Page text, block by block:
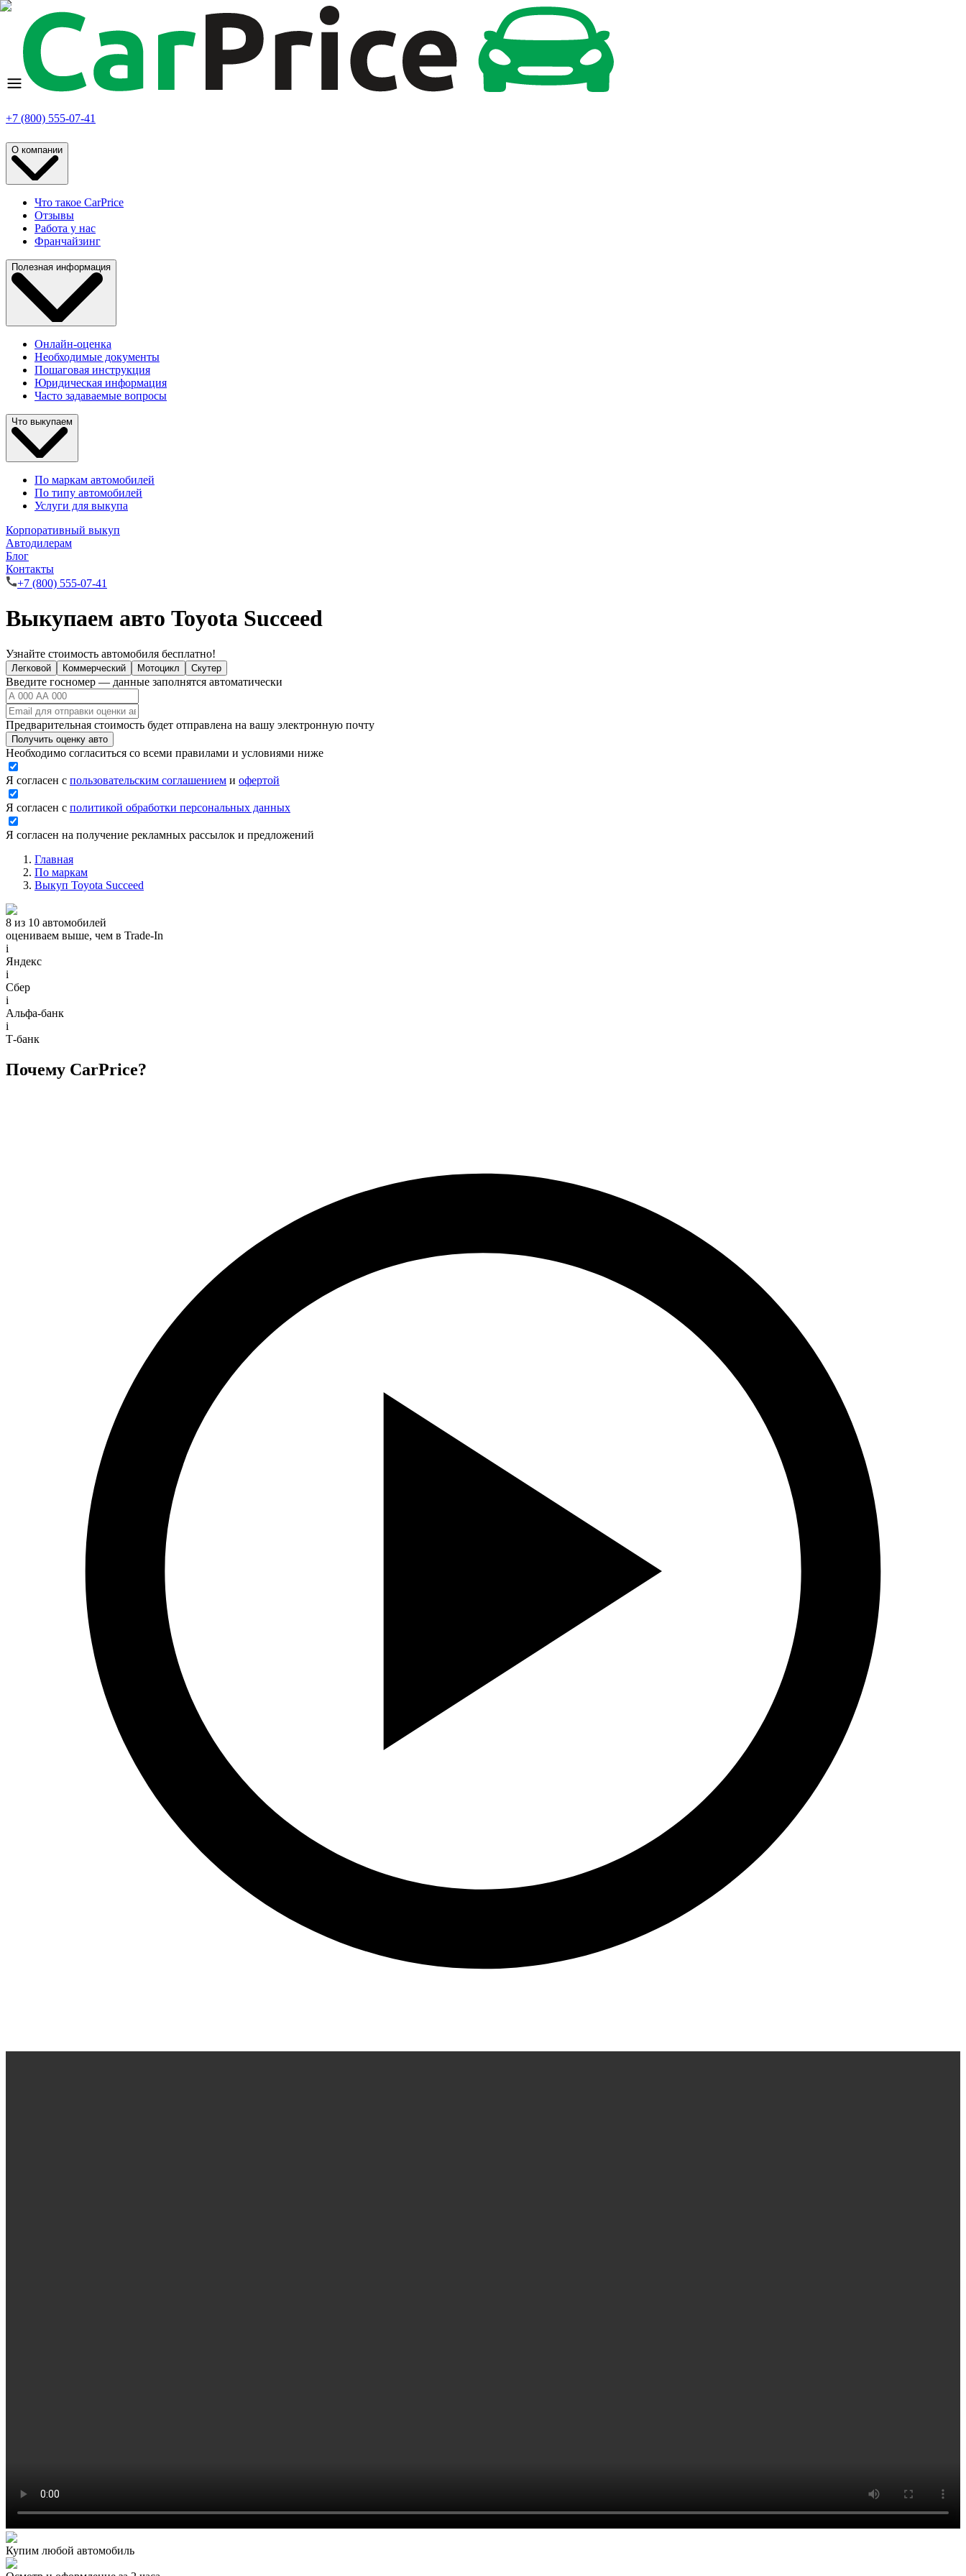
+7 (800) 555-07-41
О компании
Что такое CarPrice
Отзывы
Работа у нас
Франчайзинг
Полезная информация
Онлайн-оценка
Необходимые документы
Пошаговая инструкция
Юридическая информация
Часто задаваемые вопросы
Что выкупаем
По маркам автомобилей
По типу автомобилей
Услуги для выкупа
Корпоративный выкуп
Автодилерам
Блог
Контакты
+7 (800) 555-07-41
Выкупаем авто Toyota Succeed
Узнайте стоимость автомобиля бесплатно!
Легковой Коммерческий Мотоцикл Скутер
Введите госномер — данные заполнятся автоматически
Предварительная стоимость будет отправлена на вашу электронную почту
Получить оценку авто
Необходимо согласиться со всеми правилами и условиями ниже
Я согласен с пользовательским соглашением и офертой
Я согласен с политикой обработки персональных данных
Я согласен на получение рекламных рассылок и предложений
Главная
По маркам
Выкуп Toyota Succeed
8 из 10 автомобилей
оцениваем выше, чем в Trade‑In
i
Яндекс
i
Сбер
i
Альфа-банк
i
Т-банк
Почему CarPrice?
Купим любой автомобиль